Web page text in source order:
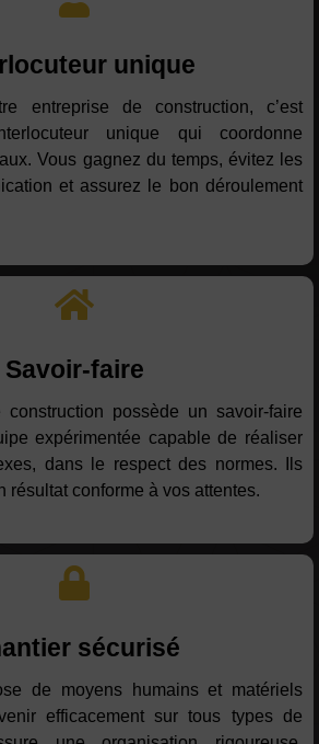
unique
entreprise de construction, c’est
unique qui coordonne
Vous gagnez du temps, évitez les
et assurez le bon déroulement
Savoir-faire
construction possède un savoir-faire
expérimentée capable de réaliser
dans le respect des normes. Ils
résultat conforme à vos attentes.
sécurisé
de moyens humains et matériels
efficacement sur tous types de